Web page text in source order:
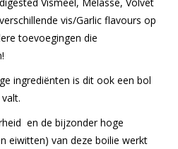
vis/Garlic flavours op
toevoegingen die
ingrediënten is dit ook een bol
en de bijzonder hoge
eiwitten) van deze boilie werkt